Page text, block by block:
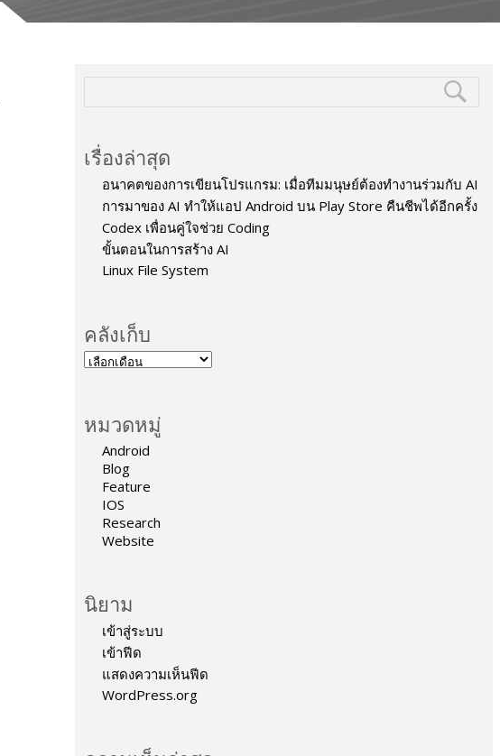
เรื่องล่าสุด
อนาคตของการเขียนโปรแกรม: เมื่อทีมมนุษย์ต้องทำงานร่วมกับ AI
การมาของ AI ทำให้แอป Android บน Play Store คืนชีพได้อีกครั้ง
Codex เพื่อนคู่ใจช่วย Coding
ขั้นตอนในการสร้าง AI
Linux File System
คลังเก็บ
หมวดหมู่
Android
Blog
Feature
IOS
Research
Website
นิยาม
เข้าสู่ระบบ
เข้าฟีด
แสดงความเห็นฟีด
WordPress.org